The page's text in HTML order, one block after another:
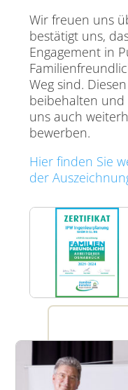
Wir freuen uns
bestätigt uns,
Engagement in
Weg sind.
beibehalten und
uns auch
bewerben.
Hier finden Sie
der